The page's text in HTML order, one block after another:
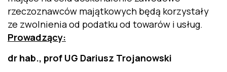
rzeczoznawców majątkowych będą korzystały
ze zwolnienia od podatku od towarów i usług.
Prowadzący:
dr hab., prof UG Dariusz Trojanowski